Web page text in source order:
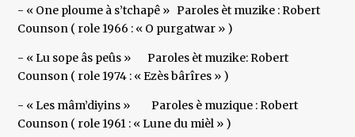
- « One ploume à s’tchapê » Paroles èt muzike : Robert
Counson ( role 1966 : « O purgatwar » )
- « Lu sope âs peûs » Paroles èt muzike: Robert
Counson ( role 1974 : « Ezès bârîres » )
- « Les mâm’diyins » Paroles è muzique : Robert
Counson ( role 1961 : « Lune du mièl » )